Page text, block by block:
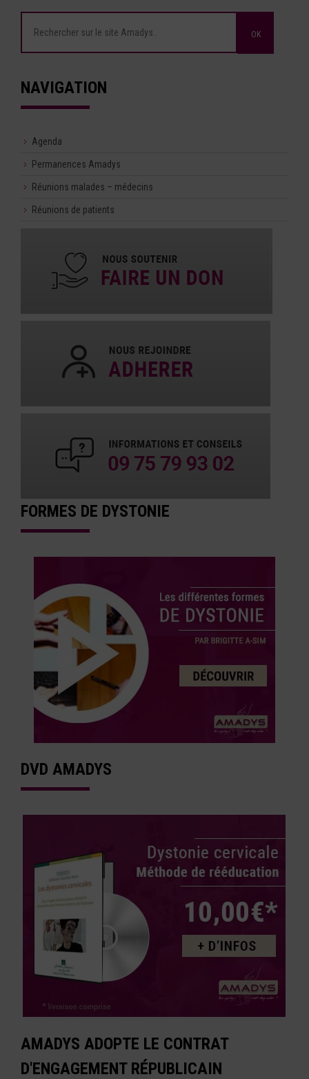
NAVIGATION
Agenda
Permanences Amadys
Réunions malades – médecins
Réunions de patients
FORMES DE DYSTONIE
DVD AMADYS
AMADYS ADOPTE LE CONTRAT
D'ENGAGEMENT RÉPUBLICAIN